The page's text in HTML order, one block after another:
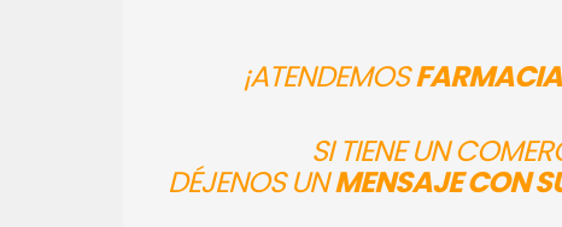
¡ATENDEMOS
SI TIENE UN
DÉJENOS UNMENSAJE CON